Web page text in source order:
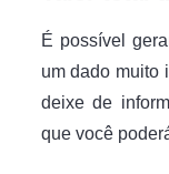
É possível
um dado muito
deixe de
que você